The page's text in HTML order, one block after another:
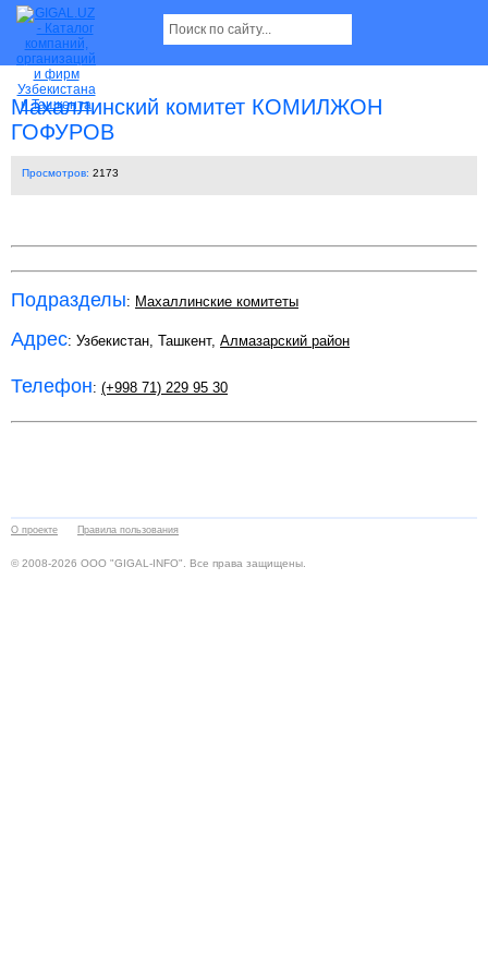
Махаллинский комитет КОМИЛЖОН
ГОФУРОВ
Просмотров: 2173
Подразделы: Махаллинские комитеты
Адрес: Узбекистан, Ташкент, Алмазарский район
Телефон: (+998 71) 229 95 30
О проекте Правила пользования
© 2008-2026 ООО "GIGAL-INFO". Все права защищены.